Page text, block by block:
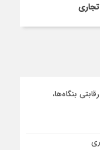
بنگاه‌ها،